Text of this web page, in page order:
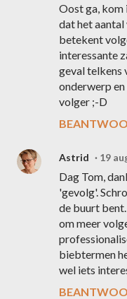
Oost ga, kom
dat het
betekent
interessante
geval telkens
onderwerp
volger ;-D
Astrid 19
Dag Tom,
'gevolg'.
de buurt bent.
om meer
biebtermen
wel iets